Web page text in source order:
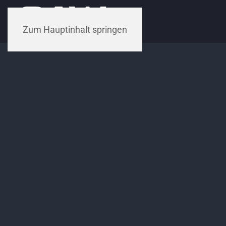
Zum Hauptinhalt springen